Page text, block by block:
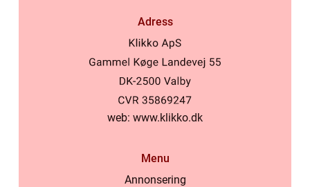
Adress
web: www.klikko.dk
Menu
Annonsering